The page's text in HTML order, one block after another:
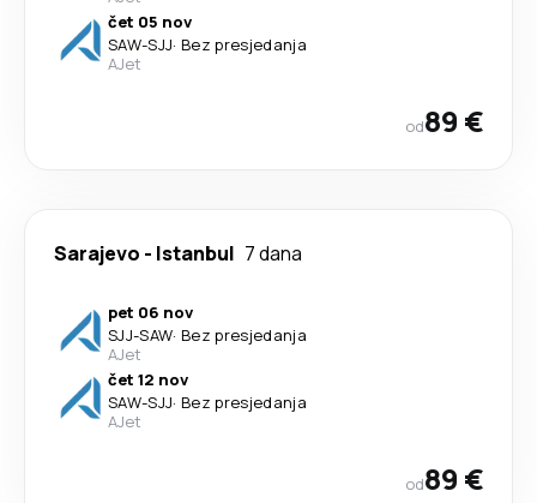
čet 05 nov
SAW-SJJ· Bez presjedanja
AJet
od89 €
Sarajevo - Istanbul 7 dana
pet 06 nov
SJJ-SAW· Bez presjedanja
AJet
čet 12 nov
SAW-SJJ· Bez presjedanja
AJet
od89 €